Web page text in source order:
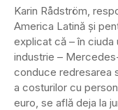
Karin Rådström,
America Latină și
explicat că – în
industrie –
conduce redresarea
a costurilor cu
euro, se află deja la